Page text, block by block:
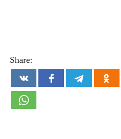
Share: